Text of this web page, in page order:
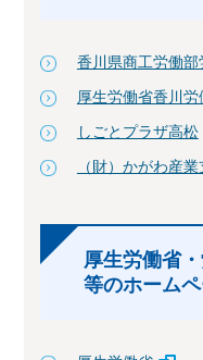
香川県商工労働部
厚生労働省香川労
しごとプラザ高松
（財）かがわ産
厚生労働省
等のホーム